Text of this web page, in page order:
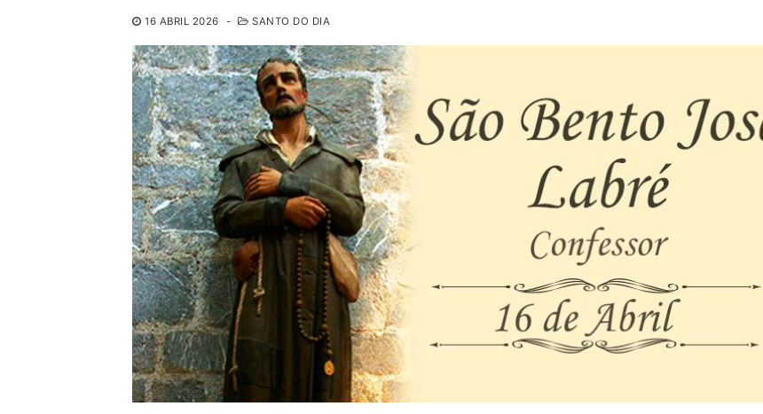
16 ABRIL 2026 - SANTO DO DIA